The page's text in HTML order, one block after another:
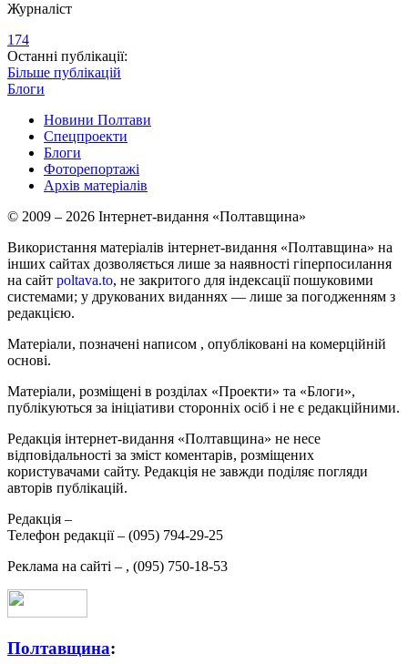
Журналіст
174
Останні публікації:
Більше публікацій
Блоги
Новини Полтави
Спецпроекти
Блоги
Фоторепортажі
Архів матеріалів
© 2009 – 2026 Інтернет-видання «Полтавщина»
Використання матеріалів інтернет-видання «Полтавщина» на
інших сайтах дозволяється лише за наявності гіперпосилання
на сайт poltava.to, не закритого для індексації пошуковими
системами; у друкованих виданнях — лише за погодженням з
редакцією.
Матеріали, позначені написом , опубліковані на комерційній
основі.
Матеріали, розміщені в розділах «Проекти» та «Блоги»,
публікуються за ініціативи сторонніх осіб і не є редакційними.
Редакція інтернет-видання «Полтавщина» не несе
відповідальності за зміст коментарів, розміщених
користувачами сайту. Редакція не завжди поділяє погляди
авторів публікацій.
Редакція –
Телефон редакції – (095) 794-29-25
Реклама на сайті – , (095) 750-18-53
Полтавщина: